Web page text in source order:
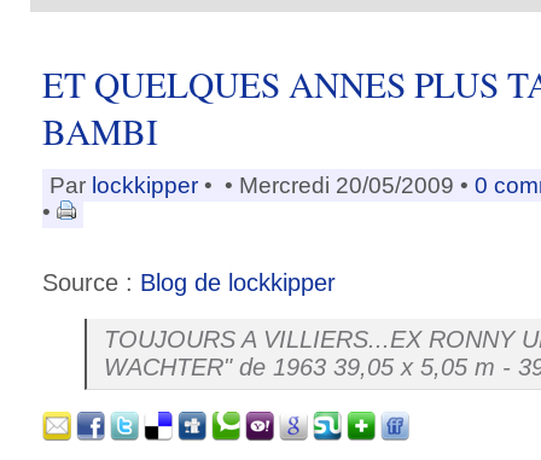
ET QUELQUES ANNES PLUS
BAMBI
Par lockkipper • • Mercredi 20/05/2009 • 0
•
Source : Blog de lockkipper
TOUJOURS A VILLIERS...EX RONNY
WACHTER" de 1963 39,05 x 5,05 m -